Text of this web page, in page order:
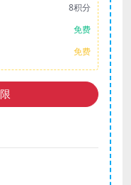
8积分
免费
免费